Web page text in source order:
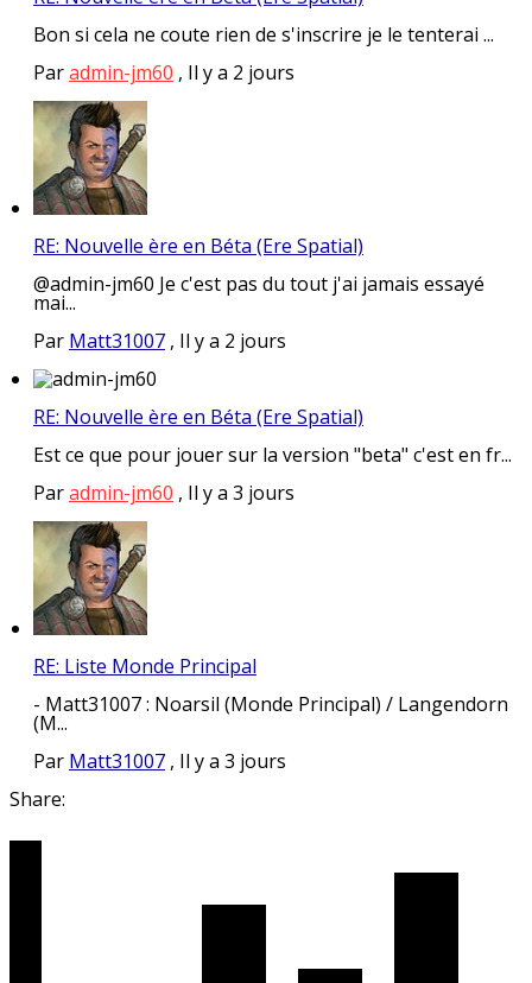
Bon si cela ne coute rien de s'inscrire je le tenterai ...
Paradmin-jm60 , Il y a 2 jours
RE: Nouvelle ère en Béta (Ere Spatial)
@admin-jm60 Je c'est pas du tout j'ai jamais essayé
mai...
Par Matt31007 , Il y a 2 jours
RE: Nouvelle ère en Béta (Ere Spatial)
Est ce que pour jouer sur la version "beta" c'est en fr...
Paradmin-jm60 , Il y a 3 jours
RE: Liste Monde Principal
- Matt31007 : Noarsil (Monde Principal) / Langendorn
(M...
Par Matt31007 , Il y a 3 jours
Share: